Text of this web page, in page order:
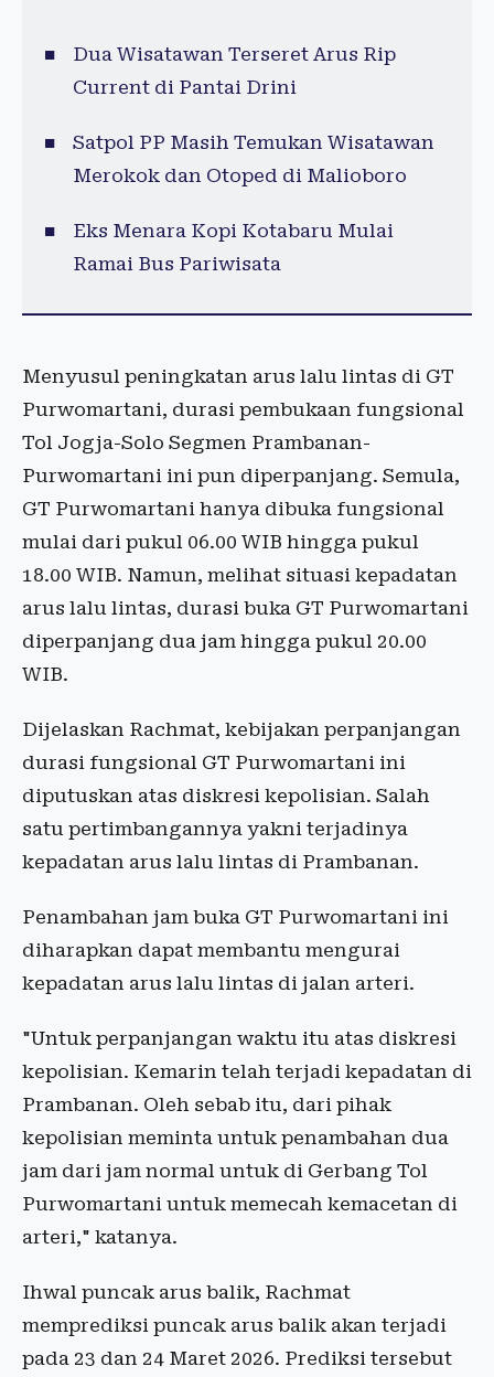
Dua Wisatawan Terseret Arus Rip
Current di Pantai Drini
Satpol PP Masih Temukan Wisatawan
Merokok dan Otoped di Malioboro
Eks Menara Kopi Kotabaru Mulai
Ramai Bus Pariwisata
Menyusul peningkatan arus lalu lintas di GT
Purwomartani, durasi pembukaan fungsional
Tol Jogja-Solo Segmen Prambanan-
Purwomartani ini pun diperpanjang. Semula,
GT Purwomartani hanya dibuka fungsional
mulai dari pukul 06.00 WIB hingga pukul
18.00 WIB. Namun, melihat situasi kepadatan
arus lalu lintas, durasi buka GT Purwomartani
diperpanjang dua jam hingga pukul 20.00
WIB.
Dijelaskan Rachmat, kebijakan perpanjangan
durasi fungsional GT Purwomartani ini
diputuskan atas diskresi kepolisian. Salah
satu pertimbangannya yakni terjadinya
kepadatan arus lalu lintas di Prambanan.
Penambahan jam buka GT Purwomartani ini
diharapkan dapat membantu mengurai
kepadatan arus lalu lintas di jalan arteri.
"Untuk perpanjangan waktu itu atas diskresi
kepolisian. Kemarin telah terjadi kepadatan di
Prambanan. Oleh sebab itu, dari pihak
kepolisian meminta untuk penambahan dua
jam dari jam normal untuk di Gerbang Tol
Purwomartani untuk memecah kemacetan di
arteri," katanya.
Ihwal puncak arus balik, Rachmat
memprediksi puncak arus balik akan terjadi
pada 23 dan 24 Maret 2026. Prediksi tersebut